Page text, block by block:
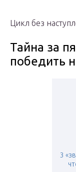
Цикл без
Тайна за
победить
3